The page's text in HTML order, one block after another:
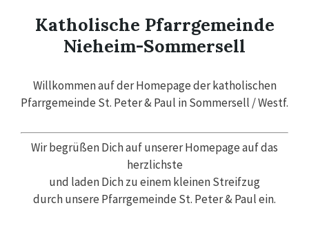
Katholische Pfarrgemeinde
Nieheim-Sommersell
Willkommen auf der Homepage der katholischen
Pfarrgemeinde St. Peter & Paul in Sommersell / Westf.
Wir begrüßen Dich auf unserer Homepage auf das
herzlichste
und laden Dich zu einem kleinen Streifzug
durch unsere Pfarrgemeinde St. Peter & Paul ein.